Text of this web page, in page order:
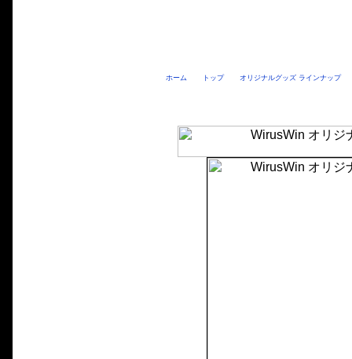
ホーム トップ オリジナルグッズ ラインナップ